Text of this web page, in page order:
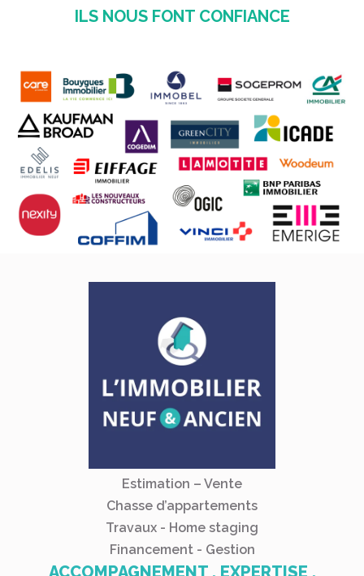
ILS NOUS FONT CONFIANCE
Estimation – Vente
Chasse d’appartements
Travaux - Home staging
Financement - Gestion
ACCOMPAGNEMENT . EXPERTISE .